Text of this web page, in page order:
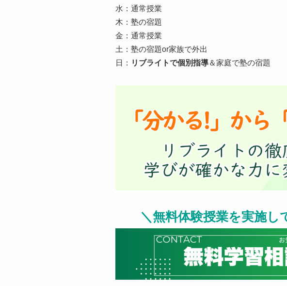
水：通常授業
木：塾の宿題
金：通常授業
土：塾の宿題or家族で外出
日： リブライトで個別指導＆家庭で塾の宿題
＼無料体験授業を実施